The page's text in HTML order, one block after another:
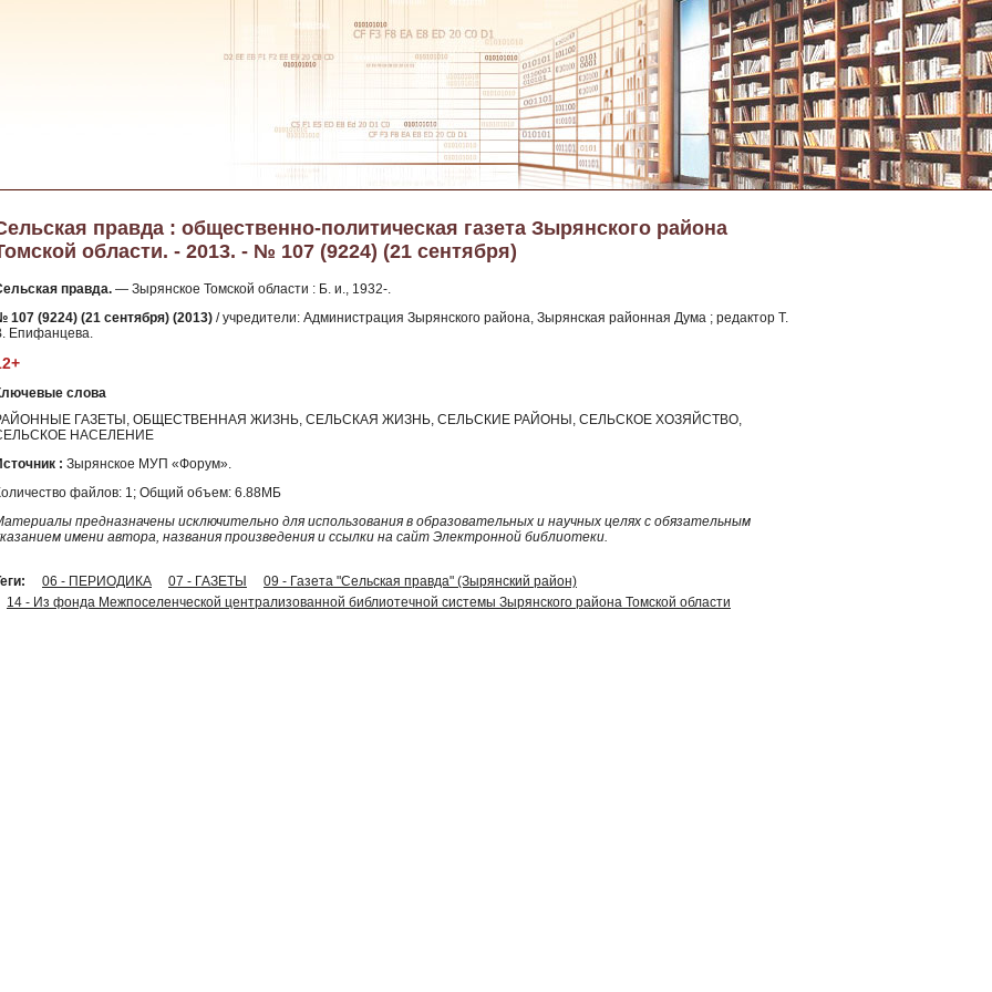
правда : общественно-политическая газета Зырянского района
области. - 2013. - № 107 (9224) (21 сентября)
правда. — Зырянское Томской области : Б. и., 1932-.
107 (9224) (21 сентября) (2013) / учредители: Администрация Зырянского района, Зырянская районная Дума ; редактор Т.
Епифанцева.
слова
ГАЗЕТЫ, ОБЩЕСТВЕННАЯ ЖИЗНЬ, СЕЛЬСКАЯ ЖИЗНЬ, СЕЛЬСКИЕ РАЙОНЫ, СЕЛЬСКОЕ ХОЗЯЙСТВО,
НАСЕЛЕНИЕ
: Зырянское МУП «Форум».
файлов: 1; Общий объем: 6.88МБ
предназначены исключительно для использования в образовательных и научных целях с обязательным
имени автора, названия произведения и ссылки на сайт Электронной библиотеки.
06 - ПЕРИОДИКА 07 - ГАЗЕТЫ
09 - Газета "Сельская правда" (Зырянский район)
14 - Из фонда Межпоселенческой централизованной библиотечной системы Зырянского района Томской области